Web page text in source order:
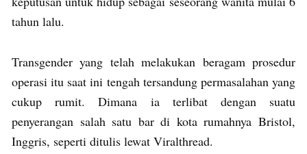
tahun lalu.
Transgender yang telah melakukan beragam prosedur
operasi itu saat ini tengah tersandung permasalahan yang
cukup rumit. Dimana ia terlibat dengan suatu
penyerangan salah satu bar di kota rumahnya Bristol,
Inggris, seperti ditulis lewat Viralthread.